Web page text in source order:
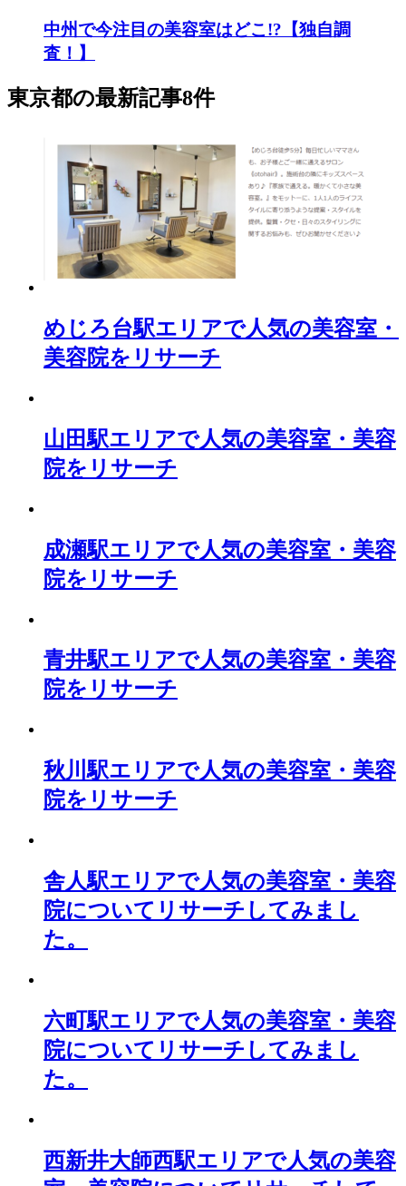
中州で今注目の美容室はどこ!?【独自調
査！】
東京都の最新記事8件
めじろ台駅エリアで人気の美容室・
美容院をリサーチ
山田駅エリアで人気の美容室・美容
院をリサーチ
成瀬駅エリアで人気の美容室・美容
院をリサーチ
青井駅エリアで人気の美容室・美容
院をリサーチ
秋川駅エリアで人気の美容室・美容
院をリサーチ
舎人駅エリアで人気の美容室・美容
院についてリサーチしてみまし
た。
六町駅エリアで人気の美容室・美容
院についてリサーチしてみまし
た。
西新井大師西駅エリアで人気の美容